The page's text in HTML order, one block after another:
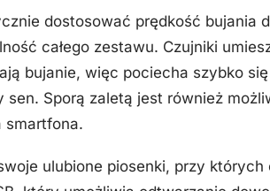
dostosować prędkość bujania
całego zestawu. Czujniki
bujanie, więc pociecha szybko
sen. Sporą zaletą jest również
smartfona.
ulubione piosenki, przy których